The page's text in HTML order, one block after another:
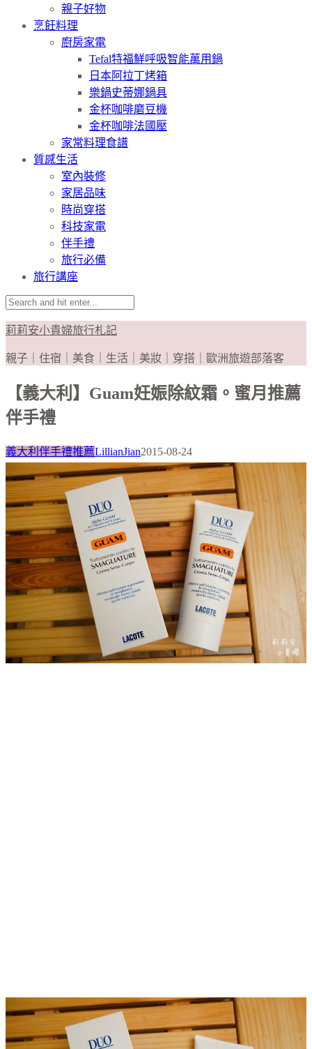
親子好物
烹飪料理
廚房家電
Tefal特福鮮呼吸智能萬用鍋
日本阿拉丁烤箱
樂鍋史蒂娜鍋具
金杯咖啡磨豆機
金杯咖啡法國壓
家常料理食譜
質感生活
室內裝修
家居品味
時尚穿搭
科技家電
伴手禮
旅行必備
旅行講座
莉莉安小貴婦旅行札記
親子｜住宿｜美食｜生活｜美妝｜穿搭｜歐洲旅遊部落客
【義大利】Guam妊娠除紋霜。蜜月推薦
伴手禮
義大利伴手禮推薦LillianJian2015-08-24